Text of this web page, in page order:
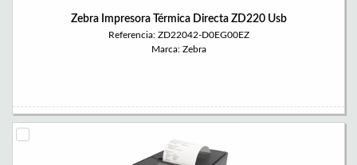
Zebra Impresora Térmica Directa ZD220 Usb
Referencia: ZD22042-D0EG00EZ
Marca: Zebra